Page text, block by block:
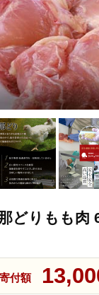
どりもも肉
寄付額